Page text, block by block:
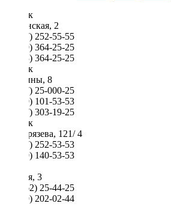
Минск
Неманская, 2
8 (017) 252-55-55
8 (029) 364-25-25
8 (033) 364-25-25
Минск
Скорины, 8
8 (017) 25-000-25
8 (029) 101-53-53
8 (017) 303-19-25
Минск
Тимирязева, 121/ 4
8 (017) 252-53-53
8 (029) 140-53-53
Гоголя, 3
8 (0162) 25-44-25
8 (029) 202-02-44